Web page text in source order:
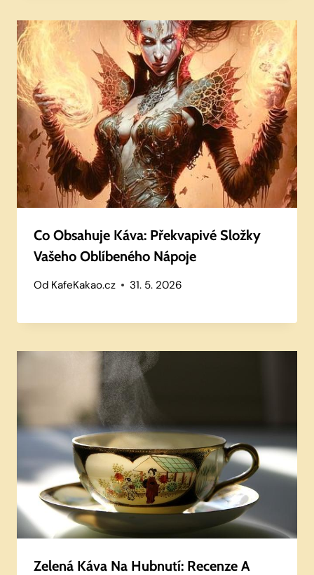
Co Obsahuje Káva: Překvapivé Složky
Vašeho Oblíbeného Nápoje
Od KafeKakao.cz 31. 5. 2026
Zelená Káva Na Hubnutí: Recenze A